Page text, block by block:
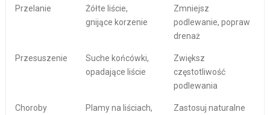
Przelanie
Żółte liście,
gnijące korzenie
Zmniejsz
podlewanie, popraw
drenaż
Przesuszenie
Suche końcówki,
opadające liście
Zwiększ
częstotliwość
podlewania
Choroby
Plamy na liściach,
Zastosuj naturalne